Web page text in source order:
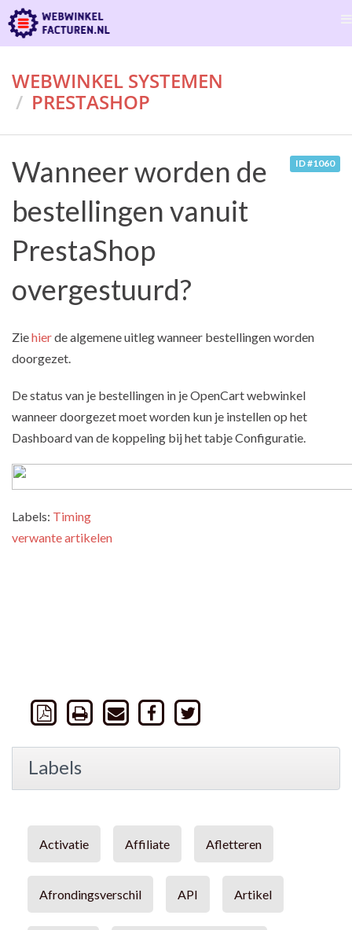
WEBWINKEL SYSTEMEN
PRESTASHOP
ID #1060
Wanneer worden de
bestellingen vanuit
PrestaShop
overgestuurd?
Ziehierde algemene uitleg wanneer bestellingen worden
doorgezet.
De status van je bestellingen in je OpenCart webwinkel
wanneer doorgezet moet worden kun je instellen op het
Dashboard van de koppeling bij het tabje Configuratie.
Labels: Timing
verwante artikelen
Labels
Activatie Affiliate Afletteren
Afrondingsverschil API Artikel